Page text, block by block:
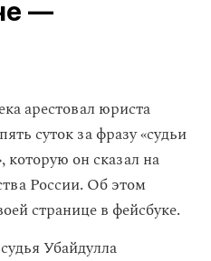
—
арестовал юриста
суток за фразу «судьи
он сказал на
России. Об этом
странице в фейсбуке.
Убайдулла